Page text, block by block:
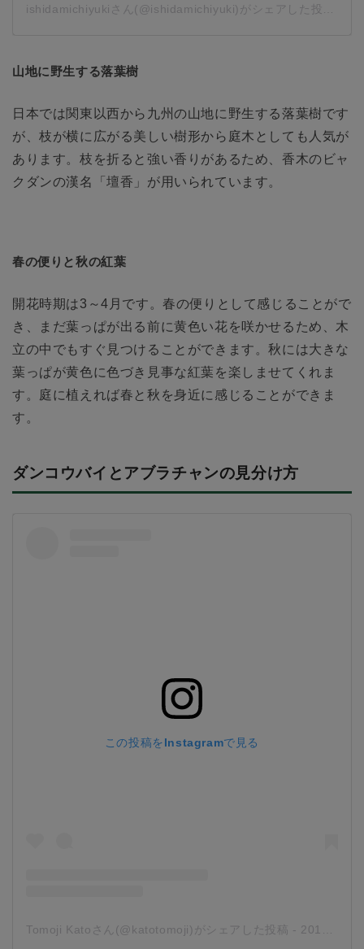
山地に野生する落葉樹
日本では関東以西から九州の山地に野生する落葉樹です
が、枝が横に広がる美しい樹形から庭木としても人気が
あります。枝を折ると強い香りがあるため、香木のビャ
クダンの漢名「壇香」が用いられています。
春の便りと秋の紅葉
開花時期は3～4月です。春の便りとして感じることがで
き、まだ葉っぱが出る前に黄色い花を咲かせるため、木
立の中でもすぐ見つけることができます。秋には大きな
葉っぱが黄色に色づき見事な紅葉を楽しませてくれま
す。庭に植えれば春と秋を身近に感じることができま
す。
ダンコウバイとアブラチャンの見分け方
この投稿をInstagramで見る
Tomoji Katoさん(@katotomoji)がシェアした投稿 - 2019年 3月月21日午後2時52分PDT